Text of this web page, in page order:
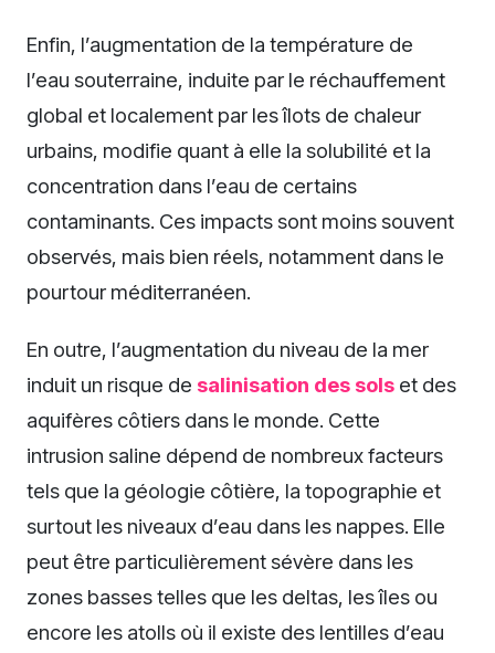
Enfin, l’augmentation de la température de
l’eau souterraine, induite par le réchauffement
global et localement par les îlots de chaleur
urbains, modifie quant à elle la solubilité et la
concentration dans l’eau de certains
contaminants. Ces impacts sont moins souvent
observés, mais bien réels, notamment dans le
pourtour méditerranéen.
En outre, l’augmentation du niveau de la mer
induit un risque de salinisation des sols et des
aquifères côtiers dans le monde. Cette
intrusion saline dépend de nombreux facteurs
tels que la géologie côtière, la topographie et
surtout les niveaux d’eau dans les nappes. Elle
peut être particulièrement sévère dans les
zones basses telles que les deltas, les îles ou
encore les atolls où il existe des lentilles d’eau